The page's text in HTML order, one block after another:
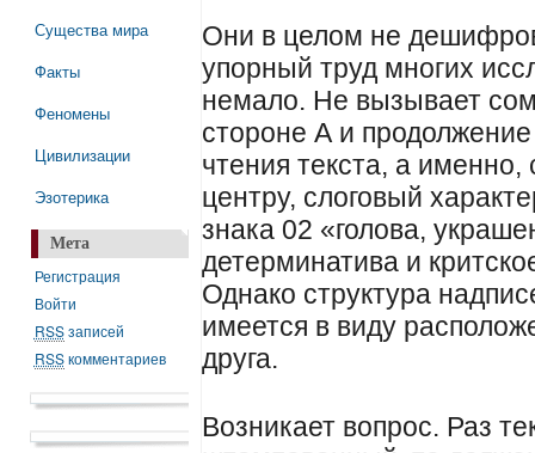
Существа мира
Факты
Феномены
Цивилизации
Эзотерика
Мета
Регистрация
Войти
RSSзаписей
RSSкомментариев
Они в целом не
упорный труд многих
немало. Не вызывает
стороне А и
чтения текста, а именно,
центру, слоговый
знака 02 «голова,
детерминатива и
Однако структура
имеется в виду
друга.
Возникает вопрос. Раз